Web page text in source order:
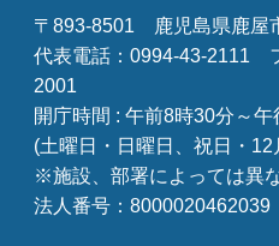
〒893-8501
鹿児島県鹿屋
代表電話：0994-43-2111
2001
開庁時間 : 午前8時30分～午
(土曜日・日曜日、祝日・
※施設、部署によっては異
法人番号：8000020462039